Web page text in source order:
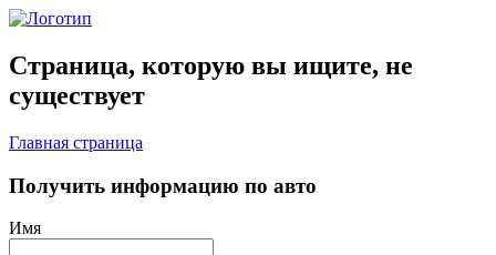
Страница, которую вы ищите, не
существует
Главная страница
Получить информацию по авто
Имя